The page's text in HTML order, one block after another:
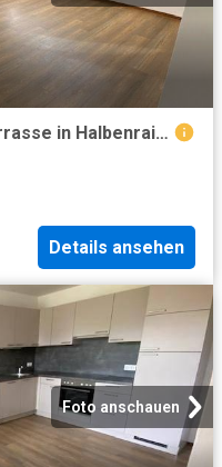
Erdgeschosswohnung mit Terrasse in Halbenrain …!
Details ansehen
Foto anschauen